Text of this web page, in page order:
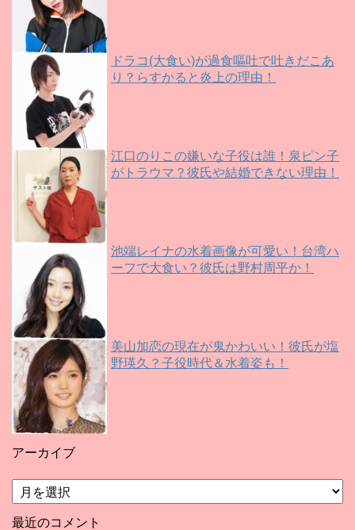
ドラコ(大食い)が過食嘔吐で吐きだこあ
り？らすかると炎上の理由！
江口のりこの嫌いな子役は誰！泉ピン子
がトラウマ？彼氏や結婚できない理由！
池端レイナの水着画像が可愛い！台湾ハ
ーフで大食い？彼氏は野村周平か！
美山加恋の現在が鬼かわいい！彼氏が塩
野瑛久？子役時代＆水着姿も！
アーカイブ
ア
ー
カ
最近のコメント